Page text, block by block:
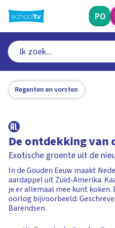
naar
hoofdinhoud
PO
Regenten en vorsten
De ontdekking van
Exotische groente uit de
In de Gouden Eeuw maakt
aardappel uit Zuid-Amerika.
je er allemaal mee kunt
oorlog bijvoorbeeld.
Barendsen.